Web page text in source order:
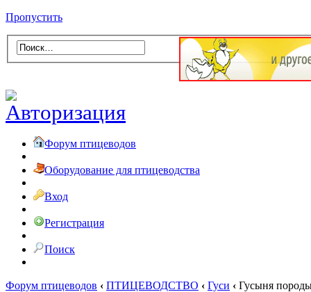
Пропустить
Форум птицеводов
Оборудование для птицеводства
Вход
Регистрация
Поиск
Форум птицеводов ‹ ПТИЦЕВОДСТВО ‹ Гуси ‹ Гусыня